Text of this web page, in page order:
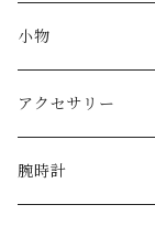
miu miu
Martin Margiela
Yves Saint
ショルダーバッグ
ハンド/トートバッ
リュック
小物
帽子
ベルト
アクセサリー
ネックレス
腕時計